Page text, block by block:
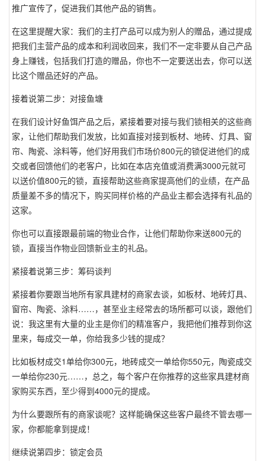
推广宣传了，促进我们其他产品的销售。
在这里提醒大家：我们的主打产品可以成为别人的赠品，通过提成
把我们主营产品的成本和利润收回来，我们不一定非要从自己产品
身上赚钱，包括我们打造的赠品，你也不一定要送出去，你可以送
比这个赠品还好的产品。
接着说第二步：对接鱼塘
在我们设计好鱼饵产品之后，紧接着要对接与我们锁相关的这些商
家，让他们帮助我们发放，比如直接对接到板材、地砖、灯具、窗
帘、陶瓷、涂料等，他们好用我们市场价800元的锁促进他们的成
交或者回馈他们的老客户，比如在本店充值或消费满3000元就可
以送价值800元的锁，直接帮助这些商家提高他们的业绩，在产品
质量差不多的情况下，购买同样价格的产品业主都会选择有礼品的
这家。
你也可以直接跟最前端的物业合作，让他们帮助你来送800元的
锁，直接当作物业回馈新业主的礼品。
紧接着说第三步：筹码谈判
紧接着你要跟当地所有家具建材的商家去谈，如板材、地砖灯具、
窗帘、陶瓷、涂料……，甚至业主经常去的场所都可以谈，跟他们
说：我这里有大量的业主是你们的精准客户，我把他们推荐到你这
里来，每成交一单，你给我多少钱的提成？
比如板材成交1单给你300元，地砖成交一单给你550元，陶瓷成交
一单给你230元……，总之，每个客户在你推荐的这些家具建材商
家购买东西，至少得到4000元的提成。
为什么要跟所有的商家谈呢？这样能确保这些客户最终不管去哪一
家，你都能拿到提成！
继续说第四步：锁定会员